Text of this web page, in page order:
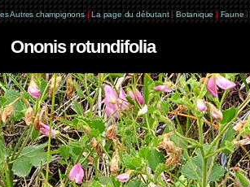
Autres champignons | La page du débutant | Botanique | Faune |
Ononis rotundifolia